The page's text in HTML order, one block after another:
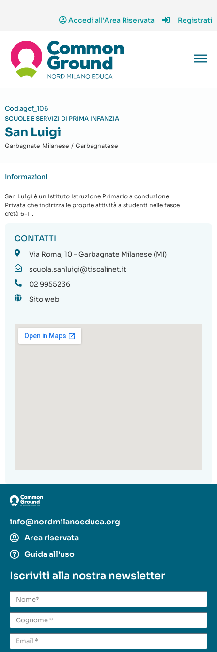
Accedi all'Area Riservata Registrati
Cod.agef_106
SCUOLE E SERVIZI DI PRIMA INFANZIA
San Luigi
Garbagnate Milanese / Garbagnatese
Informazioni
San Luigi è un Istituto Istruzione Primario a conduzione
Privata che indirizza le proprie attività a studenti nelle fasce
d'età 6-11.
CONTATTI
Via Roma, 10 - Garbagnate Milanese (MI)
scuola.sanluigi@tiscalinet.it
02 9955236
Sito web
info@nordmilanoeduca.org
Area riservata
Guida all'uso
Iscriviti alla nostra newsletter